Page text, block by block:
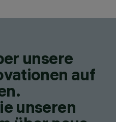
unsere
auf
unseren